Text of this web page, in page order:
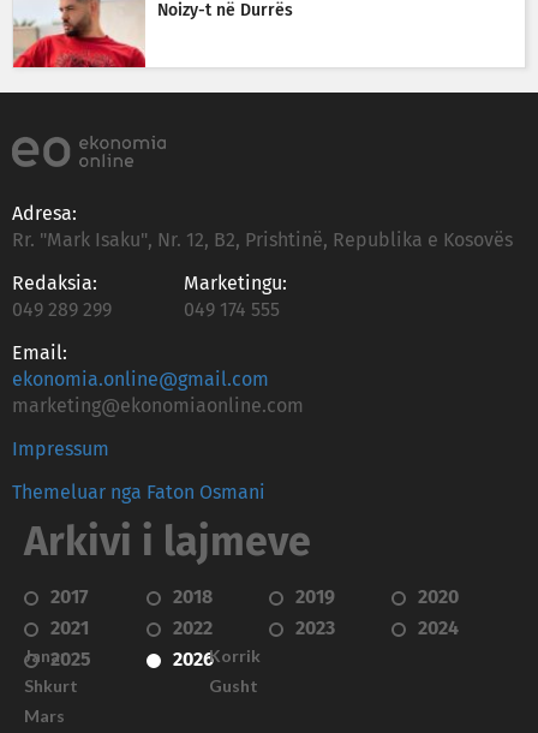
Noizy-t në Durrës
Adresa:
Rr. "Mark Isaku", Nr. 12, B2, Prishtinë, Republika e Kosovës
Redaksia:
049 289 299
Marketingu:
049 174 555
Email:
ekonomia.online@gmail.com
marketing@ekonomiaonline.com
Impressum
Themeluar nga Faton Osmani
Arkivi i lajmeve
2017 2018 2019
2020
2021
2022 2023
2024
2025
2026
Janar
Shkurt
Mars
Korrik
Gusht